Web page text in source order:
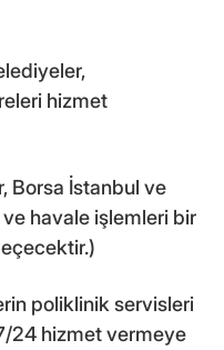
hizmet
Borsa İstanbul ve
havale işlemleri bir
poliklinik servisleri
24 hizmet vermeye